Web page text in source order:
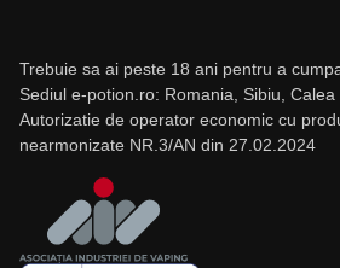
Trebuie sa ai peste 18 ani pentru a
Sediul e-potion.ro: Romania, Sibiu, Calea
Autorizatie de operator economic cu
nearmonizate NR.3/AN din 27.02.2024